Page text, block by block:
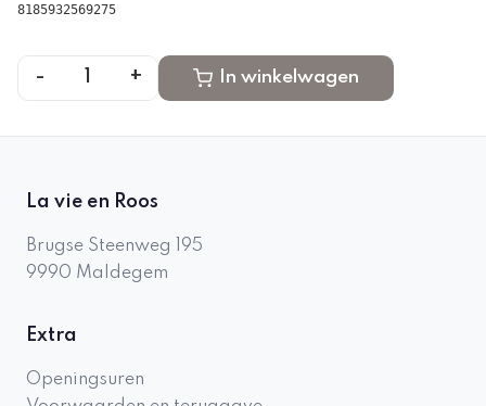
8185932569275
- + In winkelwagen
La vie en Roos
Brugse Steenweg 195
9990 Maldegem
Extra
Openingsuren